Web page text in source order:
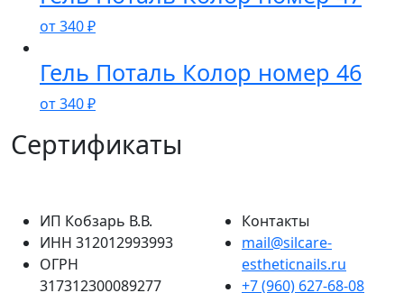
от340₽
Гель Поталь Колор номер 46
от340₽
Сертификаты
ИП Кобзарь В.В.
ИНН 312012993993
ОГРН
317312300089277
Контакты
mail@silcare-
estheticnails.ru
+7 (960) 627-68-08